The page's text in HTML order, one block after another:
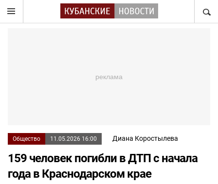
Общество 11.05.2026 16:00 Диана Коростылева
159 человек погибли в ДТП с начала
года в Краснодарском крае